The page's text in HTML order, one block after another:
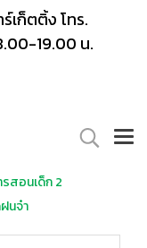
เก็ตติ้ง โทร.
19.00 น.
สอนเด็ก 2
นจ๋า